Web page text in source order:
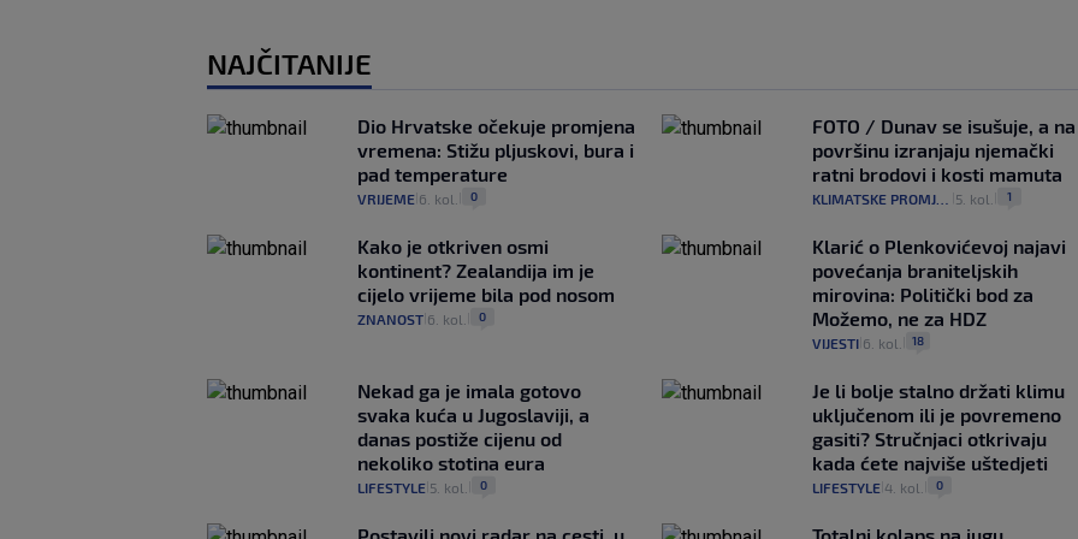
NAJČITANIJE
Dio Hrvatske očekuje promjena
vremena: Stižu pljuskovi, bura i
pad temperature
VRIJEME 6. kol. 0
FOTO / Dunav se isušuje, a na
površinu izranjaju njemački
ratni brodovi i kosti mamuta
KLIMATSKE PROMJENE 5. kol. 1
Kako je otkriven osmi
kontinent? Zealandija im je
cijelo vrijeme bila pod nosom
ZNANOST 6. kol. 0
Klarić o Plenkovićevoj najavi
povećanja braniteljskih
mirovina: Politički bod za
Možemo, ne za HDZ
VIJESTI| 6. kol. 18
Nekad ga je imala gotovo
svaka kuća u Jugoslaviji, a
danas postiže cijenu od
nekoliko stotina eura
LIFESTYLE 5. kol. 0
Je li bolje stalno držati klimu
uključenom ili je povremeno
gasiti? Stručnjaci otkrivaju
kada ćete najviše uštedjeti
LIFESTYLE| 4. kol. 0